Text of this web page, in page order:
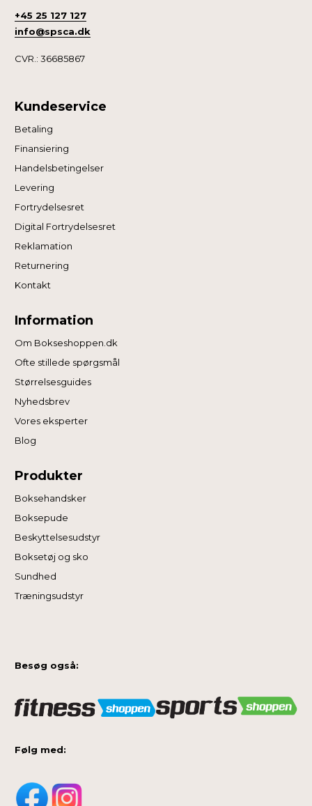
+45 25 127 127
info@spsca.dk
CVR.: 36685867
Kundeservice
Betaling
Finansiering
Handelsbetingelser
Levering
Fortrydelsesret
Digital Fortrydelsesret
Reklamation
Returnering
Kontakt
Information
Om Bokseshoppen.dk
Ofte stillede spørgsmål
Størrelsesguides
Nyhedsbrev
Vores eksperter
Blog
Produkter
Boksehandsker
Boksepude
Beskyttelsesudstyr
Boksetøj og sko
Sundhed
Træningsudstyr
Besøg også:
Følg med: